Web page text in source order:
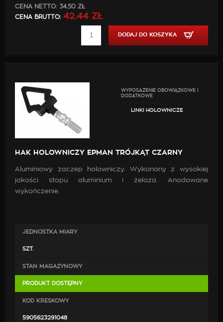
CENA NETTO: 34.50 ZŁ
CENA BRUTTO: 42.44 ZŁ
DODAJ DO KOSZYKA
WYPOSAŻENIE OBOWIĄZKOWE I
DODATKOWE
LINKI HOLOWNICZE
HAK HOLOWNICZY EPMAN TRÓJKĄT CZARNY
Aluminiowy zaczep holowniczy. Wykonany z wysokiej
jakości stopu aluminium i żelaza. Anodowane
wykończenie.
JEDNOSTKA MIARY
SZT.
STAN MAGAZYNOWY
PRODUKT DOSTĘPNY
KOD KRESKOWY
5905623291048